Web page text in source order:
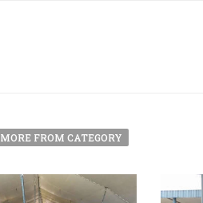
MORE FROM CATEGORY